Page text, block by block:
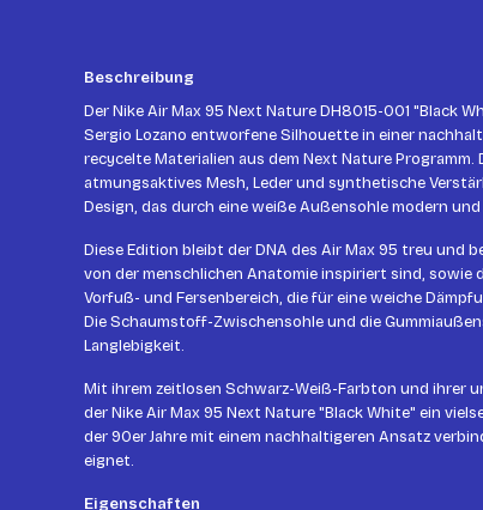
Beschreibung
Der Nike Air Max 95 Next Nature DH8015-001 "Black
Sergio Lozano entworfene Silhouette in einer
recycelte Materialien aus dem Next Nature Programm.
atmungsaktives Mesh, Leder und synthetische
Design, das durch eine weiße Außensohle modern
Diese Edition bleibt der DNA des Air Max 95 treu und
von der menschlichen Anatomie inspiriert sind, sowie
Vorfuß- und Fersenbereich, die für eine weiche
Die Schaumstoff-Zwischensohle und die
Langlebigkeit.
Mit ihrem zeitlosen Schwarz-Weiß-Farbton und ihrer
der Nike Air Max 95 Next Nature "Black White" ein
der 90er Jahre mit einem nachhaltigeren Ansatz
eignet.
Eigenschaften